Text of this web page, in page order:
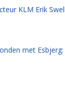
KLM Erik
met